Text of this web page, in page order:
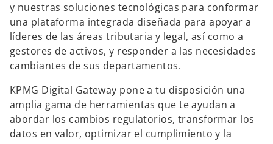
y nuestras soluciones tecnológicas para conformar
una plataforma integrada diseñada para apoyar a
líderes de las áreas tributaria y legal, así como a
gestores de activos, y responder a las necesidades
cambiantes de sus departamentos.
KPMG Digital Gateway pone a tu disposición una
amplia gama de herramientas que te ayudan a
abordar los cambios regulatorios, transformar los
datos en valor, optimizar el cumplimiento y la